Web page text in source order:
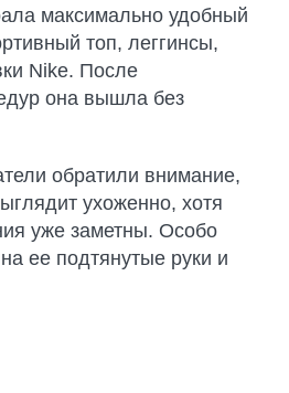
максимально удобный
топ, леггинсы,
Nike. После
она вышла без
обратили внимание,
ухоженно, хотя
уже заметны. Особо
ее подтянутые руки и